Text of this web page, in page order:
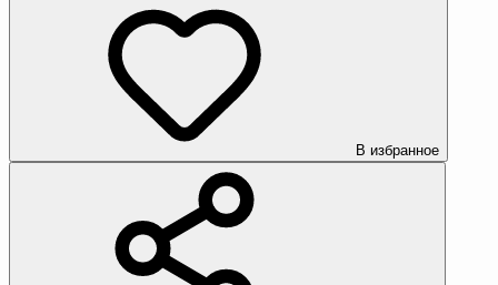
В избранное